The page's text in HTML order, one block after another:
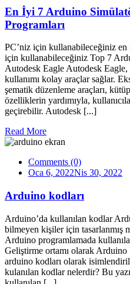
En İyi 7 Arduino
Programları
PC’niz için kullanabileceğiniz
için kullanabileceğiniz Top 7
Autodesk Eagle Autodesk
kullanımı kolay araçlar sağlar.
şematik düzenleme araçları,
özelliklerin yardımıyla,
geçirebilir. Autodesk [...]
Read More
Comments (0)
Oca 6, 2022Nis 30, 2022
Arduino kodları
Arduino’da kullanılan kodlar
bilmeyen kişiler için tasarlanmış
Arduino programlamada
Geliştirme ortamı olarak Arduino
arduino kodları olarak
kulanılan kodlar nelerdir? Bu